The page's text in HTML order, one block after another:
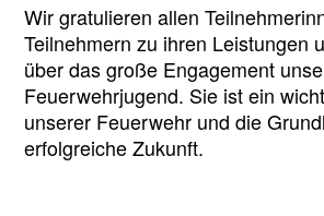
Wir gratulieren allen
Teilnehmern zu ihren Leistungen
über das große Engagement
Feuerwehrjugend. Sie ist ein
unserer Feuerwehr und die
erfolgreiche Zukunft.